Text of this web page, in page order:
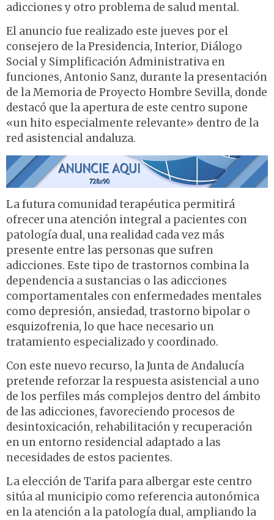
adicciones y otro problema de salud mental.
El anuncio fue realizado este jueves por el
consejero de la Presidencia, Interior, Diálogo
Social y Simplificación Administrativa en
funciones, Antonio Sanz, durante la presentación
de la Memoria de Proyecto Hombre Sevilla, donde
destacó que la apertura de este centro supone
«un hito especialmente relevante» dentro de la
red asistencial andaluza.
La futura comunidad terapéutica permitirá
ofrecer una atención integral a pacientes con
patología dual, una realidad cada vez más
presente entre las personas que sufren
adicciones. Este tipo de trastornos combina la
dependencia a sustancias o las adicciones
comportamentales con enfermedades mentales
como depresión, ansiedad, trastorno bipolar o
esquizofrenia, lo que hace necesario un
tratamiento especializado y coordinado.
Con este nuevo recurso, la Junta de Andalucía
pretende reforzar la respuesta asistencial a uno
de los perfiles más complejos dentro del ámbito
de las adicciones, favoreciendo procesos de
desintoxicación, rehabilitación y recuperación
en un entorno residencial adaptado a las
necesidades de estos pacientes.
La elección de Tarifa para albergar este centro
sitúa al municipio como referencia autonómica
en la atención a la patología dual, ampliando la